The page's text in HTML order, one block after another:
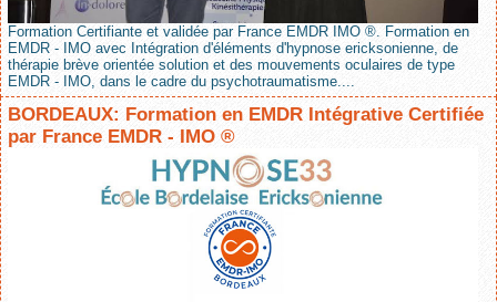
Formation Certifiante et validée par France EMDR IMO ®. Formation en
EMDR - IMO avec Intégration d'éléments d'hypnose ericksonienne, de
thérapie brève orientée solution et des mouvements oculaires de type
EMDR - IMO, dans le cadre du psychotraumatisme....
BORDEAUX: Formation en EMDR Intégrative Certifiée
par France EMDR - IMO ®